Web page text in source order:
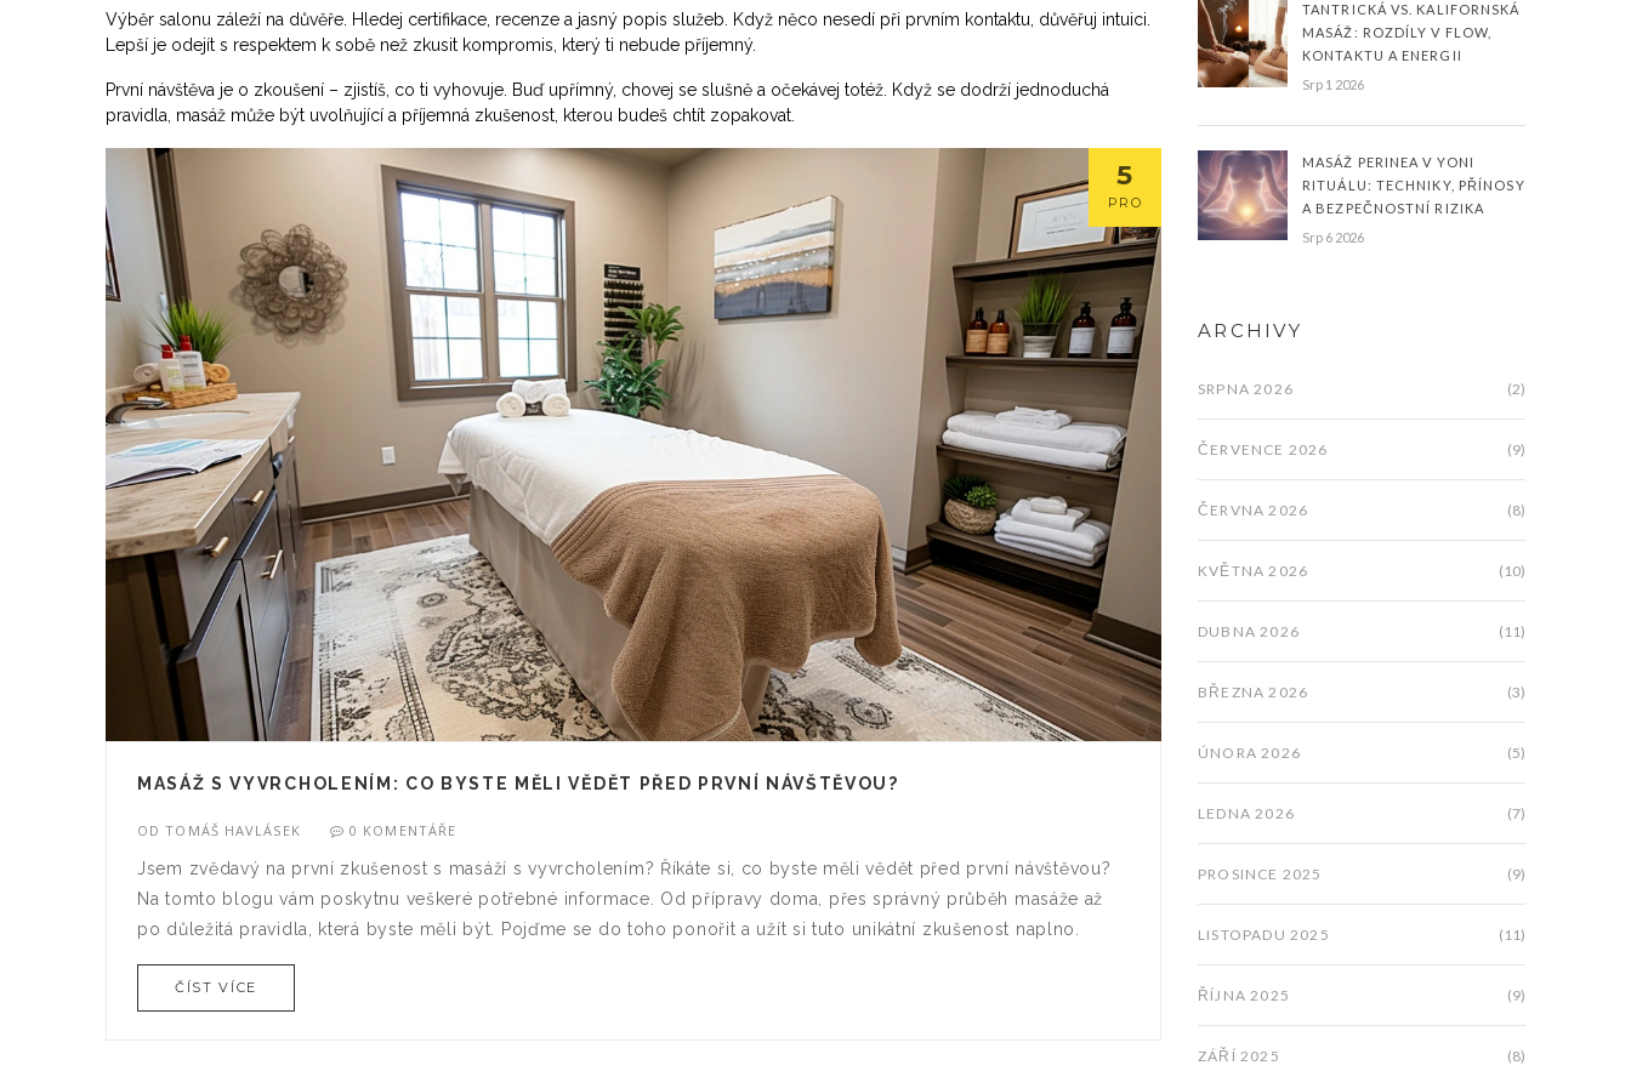
Výběr salonu záleží na důvěře. Hledej certifikace, recenze a jasný popis služeb. Když něco nesedí při prvním kontaktu, důvěřuj intuici.
Lepší je odejít s respektem k sobě než zkusit kompromis, který ti nebude příjemný.
První návštěva je o zkoušení – zjistíš, co ti vyhovuje. Buď upřímný, chovej se slušně a očekávej totéž. Když se dodrží jednoduchá
pravidla, masáž může být uvolňující a příjemná zkušenost, kterou budeš chtít zopakovat.
5
PRO
MASÁŽ S VYVRCHOLENÍM: CO BYSTE MĚLI VĚDĚT PŘED PRVNÍ NÁVŠTĚVOU?
ODTOMÁŠ HAVLÁSEK 0 KOMENTÁŘE
Jsem zvědavý na první zkušenost s masáží s vyvrcholením? Říkáte si, co byste měli vědět před první návštěvou?
Na tomto blogu vám poskytnu veškeré potřebné informace. Od přípravy doma, přes správný průběh masáže až
po důležitá pravidla, která byste měli být. Pojďme se do toho ponořit a užít si tuto unikátní zkušenost naplno.
ČÍST VÍCE
TANTRICKÁ VS. KALIFORNSKÁ
MASÁŽ: ROZDÍLY V FLOW,
KONTAKTU A ENERGII
Srp 1 2026
MASÁŽ PERINEA V YONI
RITUÁLU: TECHNIKY, PŘÍNOSY
A BEZPEČNOSTNÍ RIZIKA
Srp 6 2026
ARCHIVY
SRPNA 2026 (2)
ČERVENCE 2026 (9)
ČERVNA 2026 (8)
KVĚTNA 2026 (10)
DUBNA 2026 (11)
BŘEZNA 2026 (3)
ÚNORA 2026 (5)
LEDNA 2026 (7)
PROSINCE 2025 (9)
LISTOPADU 2025 (11)
ŘÍJNA 2025 (9)
ZÁŘÍ 2025 (8)